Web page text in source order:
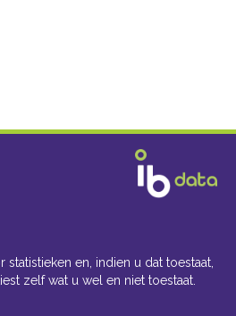
en, indien u dat toestaat,
zelf wat u wel en niet toestaat.